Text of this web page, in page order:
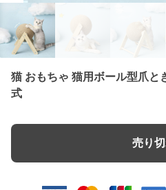
猫 おもちゃ 猫用ボール型爪と
式
売り